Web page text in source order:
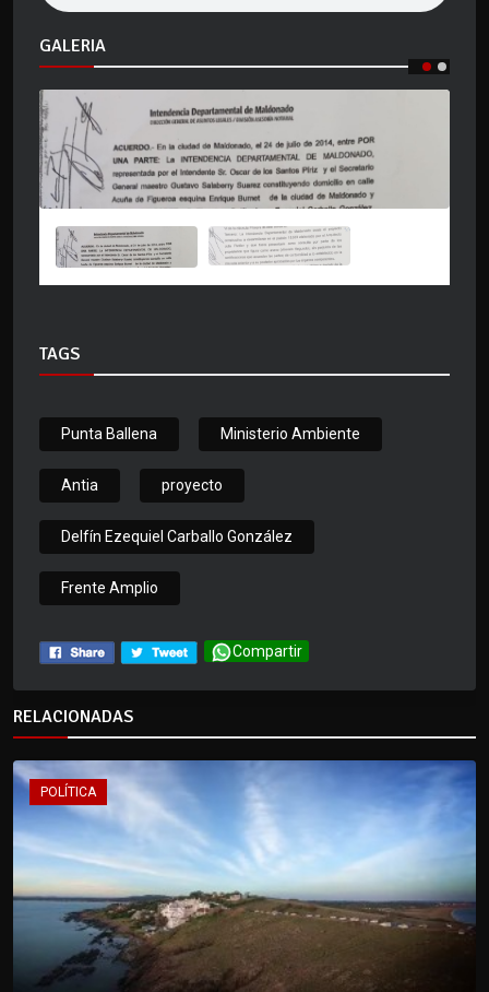
GALERIA
TAGS
Punta Ballena Ministerio Ambiente
Antia proyecto
Delfín Ezequiel Carballo González
Frente Amplio
Compartir
RELACIONADAS
POLÍTICA